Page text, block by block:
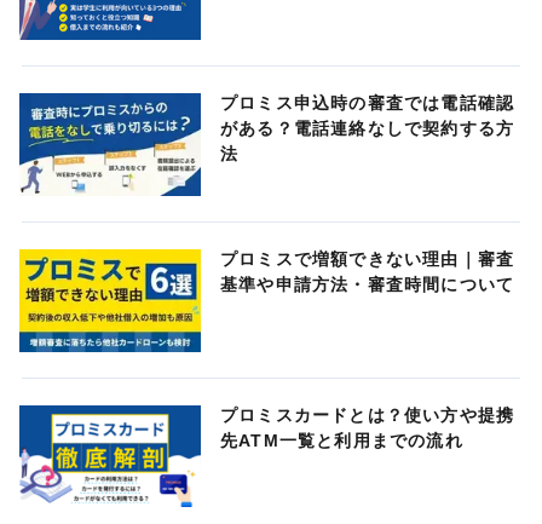
プロミス申込時の審査では電話確認
がある？電話連絡なしで契約する方
法
プロミスで増額できない理由｜審査
基準や申請方法・審査時間について
プロミスカードとは？使い方や提携
先ATM一覧と利用までの流れ